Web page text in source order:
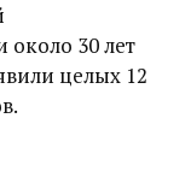
около 30 лет
целых 12